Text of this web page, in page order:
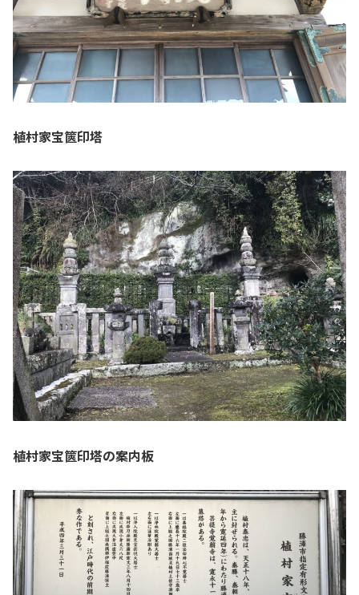
植村家宝篋印塔
植村家宝篋印塔の案内板